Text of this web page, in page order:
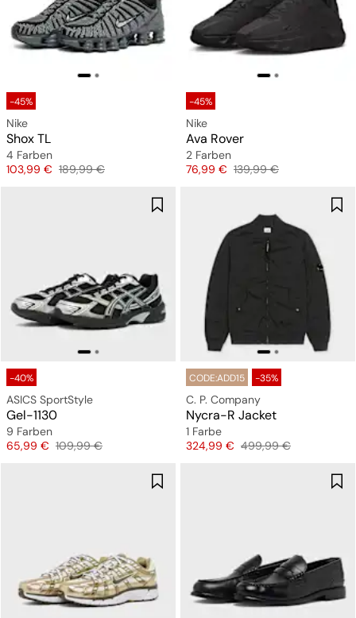
-45%
Nike
Shox TL
4 Farben
Preis
103,99 € Originalpreis
189,99 €
-45%
Nike
Ava Rover
2 Farben
Preis
76,99 € Originalpreis
139,99 €
-40%
ASICS SportStyle
Gel-1130
9 Farben
Preis
65,99 € Originalpreis
109,99 €
CODE:ADD15 -35%
C. P. Company
Nycra-R Jacket
1 Farbe
Preis
324,99 € Originalpreis
499,99 €